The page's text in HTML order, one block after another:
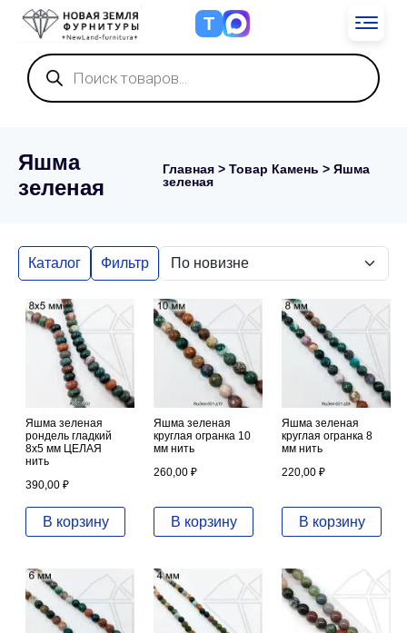
Т
Поиск
товаров
Главная > Товар Камень > Яшма
зеленая
Яшма
зеленая
Каталог Фильтр
Яшма зеленая
рондель гладкий
8х5 мм ЦЕЛАЯ
нить
390,00 ₽
В корзину
Яшма зеленая
круглая огранка 10
мм нить
260,00 ₽
В корзину
Яшма зеленая
круглая огранка 8
мм нить
220,00 ₽
В корзину